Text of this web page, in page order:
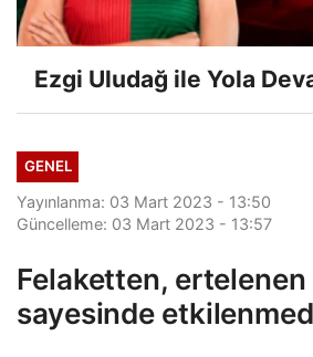
Ezgi Uludağ ile Yola
GENEL
Yayınlanma: 03 Mart 2023 - 13:50
Güncelleme: 03 Mart 2023 - 13:57
Felaketten, ertelenen
sayesinde